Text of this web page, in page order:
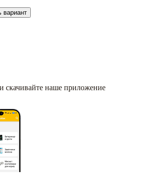
вариант
скачивайте наше приложение